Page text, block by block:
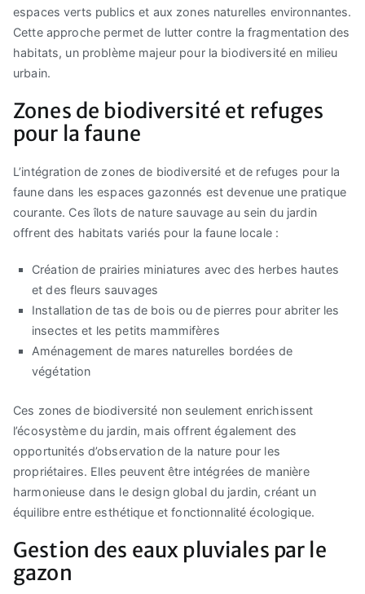
espaces verts publics et aux zones naturelles environnantes.
Cette approche permet de lutter contre la fragmentation des
habitats, un problème majeur pour la biodiversité en milieu
urbain.
Zones de biodiversité et refuges
pour la faune
L’intégration de zones de biodiversité et de refuges pour la
faune dans les espaces gazonnés est devenue une pratique
courante. Ces îlots de nature sauvage au sein du jardin
offrent des habitats variés pour la faune locale :
Création de prairies miniatures avec des herbes hautes
et des fleurs sauvages
Installation de tas de bois ou de pierres pour abriter les
insectes et les petits mammifères
Aménagement de mares naturelles bordées de
végétation
Ces zones de biodiversité non seulement enrichissent
l’écosystème du jardin, mais offrent également des
opportunités d’observation de la nature pour les
propriétaires. Elles peuvent être intégrées de manière
harmonieuse dans le design global du jardin, créant un
équilibre entre esthétique et fonctionnalité écologique.
Gestion des eaux pluviales par le
gazon